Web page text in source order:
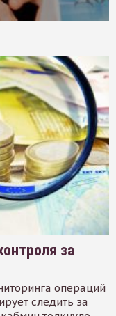
за
операций
следить за